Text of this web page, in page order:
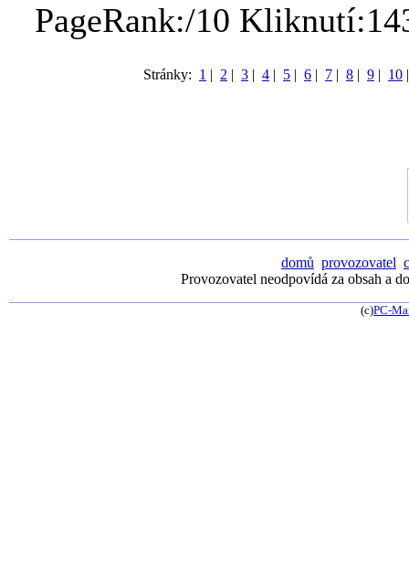
PageRank:/10
Stránky: 1 | 2 | 3 | 4 | 5 | 6 | 7 | 8 | 9 | 10
domů provozovatel
Provozovatel neodpovídá za obsah a
(c)PC-